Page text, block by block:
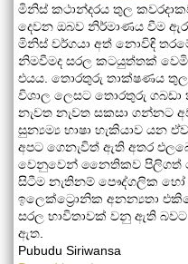
මිනිස් කථාන්දරය තුල
දෙවන ඔබව නිර්මාණය වීම
මිනිස් වර්ගයා අත් නොවිඳි
නිමවීමද සරල කටයුත්තක්
එයය. තොරතුරු තාක්ෂණය තුල
විශාල ලෙසට තොරතුරු
නැවත නැවත සකසා ගන්නට
සුන්‍යම්‍ය භාෂා හැකියාව යන
අපට ගෙනැවිත් ඇති අතර
වෙනුවෙන් නෛතිකව පිලිගත්
සිටීම නැතිනම් පෞද්ගලික
ඉලෙක්ට්‍රොනික අනන්‍යතා
සරල භාවිතාවක් වනු ඇති
ඇත.
Pubudu Siriwansa